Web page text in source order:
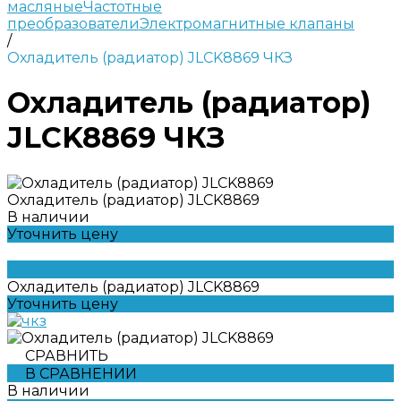
масляныеЧастотные
преобразователиЭлектромагнитные клапаны
/
Охладитель (радиатор) JLCK8869 ЧКЗ
Охладитель (радиатор)
JLCK8869 ЧКЗ
Охладитель (радиатор) JLCK8869
В наличии
Уточнить цену
Охладитель (радиатор) JLCK8869
Уточнить цену
СРАВНИТЬ
В СРАВНЕНИИ
В наличии